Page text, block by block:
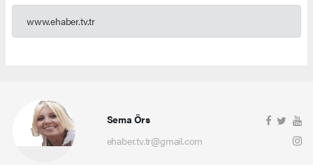
www.ehaber.tv.tr
Sema Örs
ehaber.tv.tr@gmail.com